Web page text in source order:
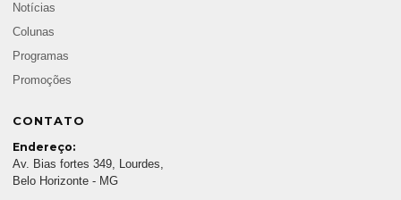
Notícias
Colunas
Programas
Promoções
CONTATO
Endereço:
Av. Bias fortes 349, Lourdes,
Belo Horizonte - MG